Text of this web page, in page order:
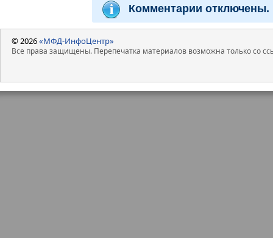
Комментарии отключены.
© 2026«МФД-ИнфоЦентр»
Все права защищены. Перепечатка материалов возможна только со